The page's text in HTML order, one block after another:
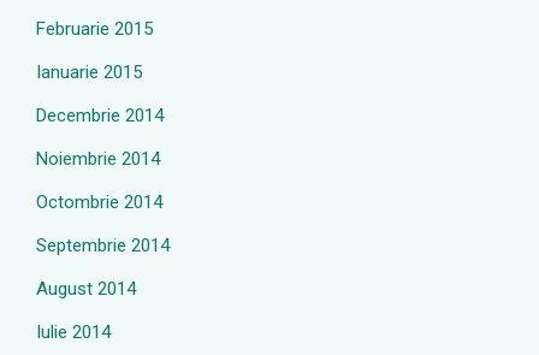
Februarie 2015
Ianuarie 2015
Decembrie 2014
Noiembrie 2014
Octombrie 2014
Septembrie 2014
August 2014
Iulie 2014